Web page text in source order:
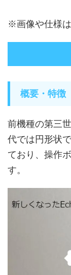
※画像や仕様は
概要・特徴
前機種の第三
代では円形状
ており、操作
す。